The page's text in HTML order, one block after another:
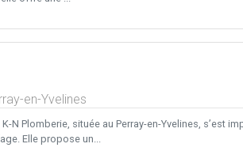
en-Yvelines
N Plomberie, située au Perray-en-Yvelines, s’est
Elle propose un...